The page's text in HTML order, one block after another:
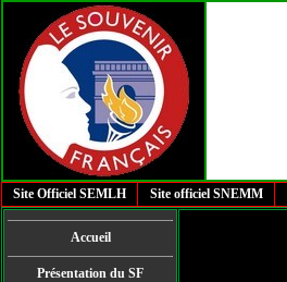
Site Officiel SEMLH Site officiel SNEMM
Accueil
Présentation du SF